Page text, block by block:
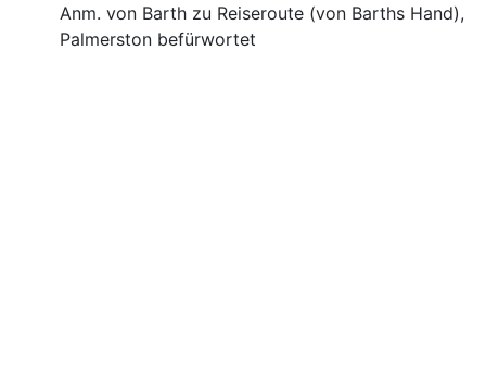
Anm. von Barth zu Reiseroute (von Barths Hand),
Palmerston befürwortet